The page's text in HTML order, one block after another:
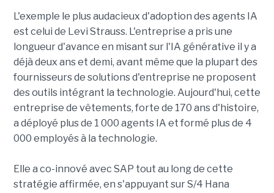
L'exemple le plus audacieux d'adoption des agents IA
est celui de Levi Strauss. L'entreprise a pris une
longueur d'avance en misant sur l'IA générative il y a
déjà deux ans et demi, avant même que la plupart des
fournisseurs de solutions d'entreprise ne proposent
des outils intégrant la technologie. Aujourd'hui, cette
entreprise de vêtements, forte de 170 ans d'histoire,
a déployé plus de 1 000 agents IA et formé plus de 4
000 employés à la technologie.
Elle a co-innové avec SAP tout au long de cette
stratégie affirmée, en s'appuyant sur S/4 Hana